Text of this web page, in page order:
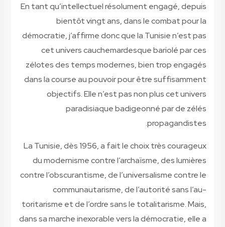
En tant qu’intellectuel résolument engagé, depuis
bientôt vingt ans, dans le combat pour la
démocratie, j’affirme donc que la Tunisie n’est pas
cet univers cauchemardesque bariolé par ces
zélotes des temps modernes, bien trop engagés
dans la course au pouvoir pour être suffisamment
objectifs. Elle n’est pas non plus cet univers
paradisiaque badigeonné par de zélés
propagandistes.
La Tunisie, dès 1956, a fait le choix très courageux
du modernisme contre l’archaïsme, des lumières
contre l’obscurantisme, de l’universalisme contre le
communautarisme, de l’autorité sans l’au-
toritarisme et de l’ordre sans le totalitarisme. Mais,
dans sa marche inexorable vers la démocratie, elle a